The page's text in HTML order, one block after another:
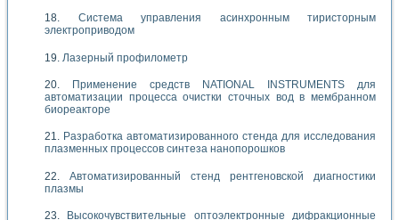
Система управления асинхронным тиристорным
электроприводом
Лазерный профилометр
Применение средств NATIONAL INSTRUMENTS для
автоматизации процесса очистки сточных вод в мембранном
биореакторе
Разработка автоматизированного стенда для исследования
плазменных процессов синтеза нанопорошков
Автоматизированный стенд рентгеновской диагностики
плазмы
Высокочувствительные оптоэлектронные дифракционные